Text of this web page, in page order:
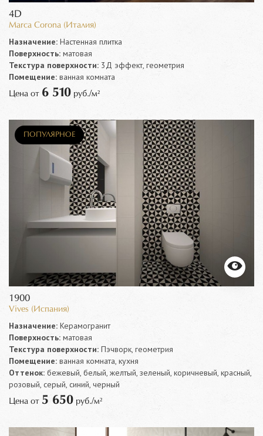
4D
Marca Corona (Италия)
Назначение: Настенная плитка
Поверхность: матовая
Текстура поверхности: 3Д эффект, геометрия
Помещение: ванная комната
Цена от 6 510 руб./м²
ПОПУЛЯРНОЕ
1900
Vives (Испания)
Назначение: Керамогранит
Поверхность: матовая
Текстура поверхности: Пэчворк, геометрия
Помещение: ванная комната, кухня
Оттенок: бежевый, белый, желтый, зеленый, коричневый, красный,
розовый, серый, синий, черный
Цена от 5 650 руб./м²